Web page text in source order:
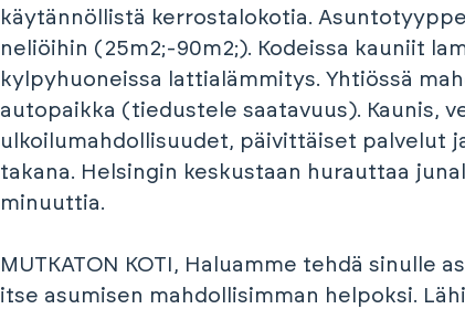
käytännöllistä kerrostalokotia.
neliöihin (25m2;-90m2;). Kodeissa kauniit
kylpyhuoneissa lattialämmitys. Yhtiössä
autopaikka (tiedustele saatavuus). Kaunis,
ulkoilumahdollisuudet, päivittäiset palvelut
takana. Helsingin keskustaan hurauttaa
minuuttia.
MUTKATON KOTI, Haluamme tehdä sinulle
itse asumisen mahdollisimman helpoksi.